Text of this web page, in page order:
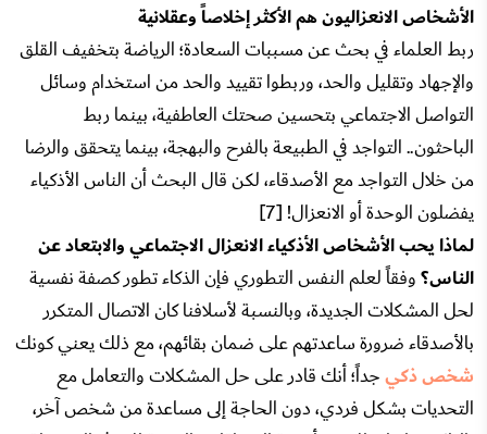
الأشخاص الانعزاليون هم الأكثر إخلاصاً وعقلانية
ربط العلماء في بحث عن مسببات السعادة؛ الرياضة بتخفيف القلق
والإجهاد وتقليل والحد، وربطوا تقييد والحد من استخدام وسائل
التواصل الاجتماعي بتحسين صحتك العاطفية، بينما ربط
الباحثون.. التواجد في الطبيعة بالفرح والبهجة، بينما يتحقق والرضا
من خلال التواجد مع الأصدقاء، لكن قال البحث أن الناس الأذكياء
يفضلون الوحدة أو الانعزال! [7]
لماذا يحب الأشخاص الأذكياء الانعزال الاجتماعي والابتعاد عن
الناس؟وفقاً لعلم النفس التطوري فإن الذكاء تطور كصفة نفسية
لحل المشكلات الجديدة، وبالنسبة لأسلافنا كان الاتصال المتكرر
بالأصدقاء ضرورة ساعدتهم على ضمان بقائهم، مع ذلك يعني كونك
شخص ذكيجداً؛ أنك قادر على حل المشكلات والتعامل مع
التحديات بشكل فردي، دون الحاجة إلى مساعدة من شخص آخر،